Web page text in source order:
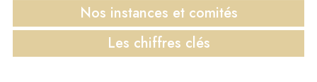
Nos instances et comités
Les chiffres clés